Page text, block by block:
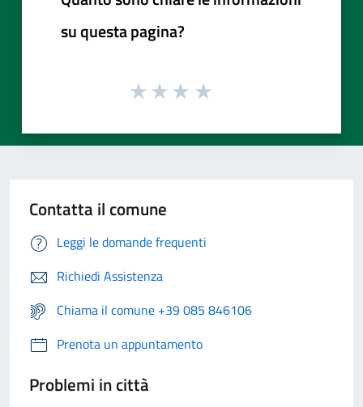
su questa pagina?
Contatta il comune
Leggi le domande frequenti
Richiedi Assistenza
Chiama il comune +39 085 846106
Prenota un appuntamento
Problemi in città